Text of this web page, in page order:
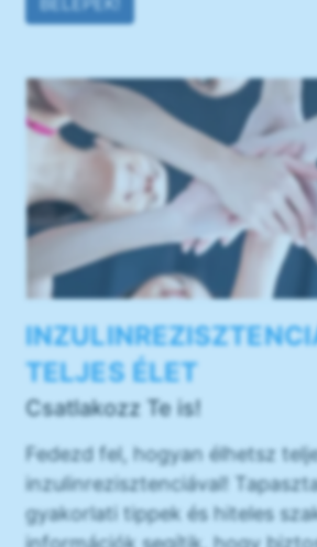
TELJES ÉLET
Csatlakozz Te is!
Fedezd fel, hogyan élhetsz
inzulinrezisztenciával!
gyakorlati tippek és hiteles